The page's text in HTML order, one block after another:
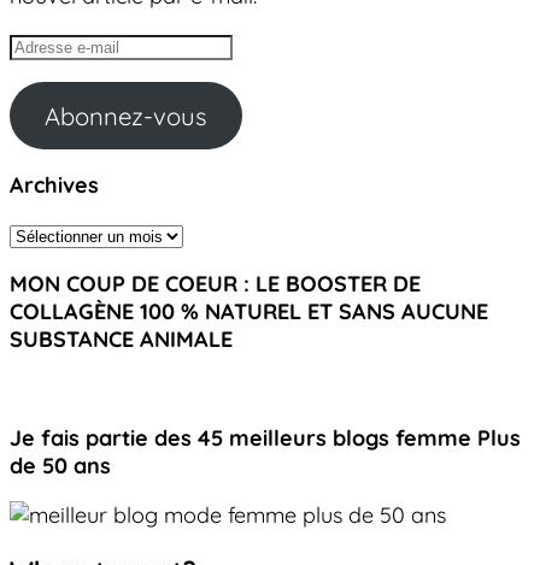
Adresse
mail
Abonnez-vous
Archives
Archives
MON COUP DE COEUR : LE BOOSTER DE
COLLAGÈNE 100 % NATUREL ET SANS AUCUNE
SUBSTANCE ANIMALE
Je fais partie des 45 meilleurs blogs femme Plus
de 50 ans